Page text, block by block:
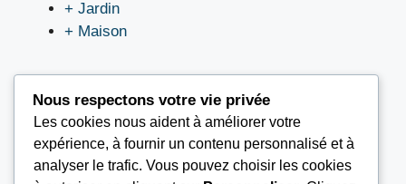
+ Jardin
+ Maison
LIEN UTILES
Nous respectons votre vie privée
Les cookies nous aident à améliorer votre
expérience, à fournir un contenu personnalisé et à
analyser le trafic. Vous pouvez choisir les cookies